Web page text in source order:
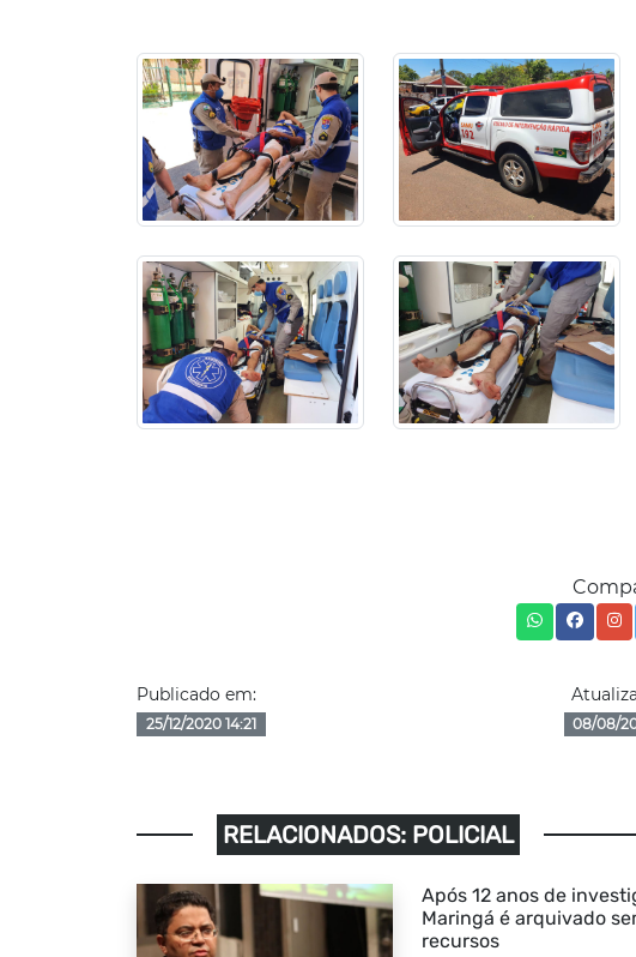
Publicado em:
25/12/2020 14:21 08/08/
RELACIONADOS: POLICIAL
Após 12 anos de
Maringá é arquivado
recursos